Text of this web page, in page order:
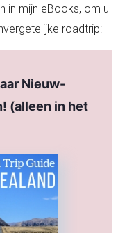
in mijn eBooks, om u
roadtrip:
Nieuw-
(alleen in het